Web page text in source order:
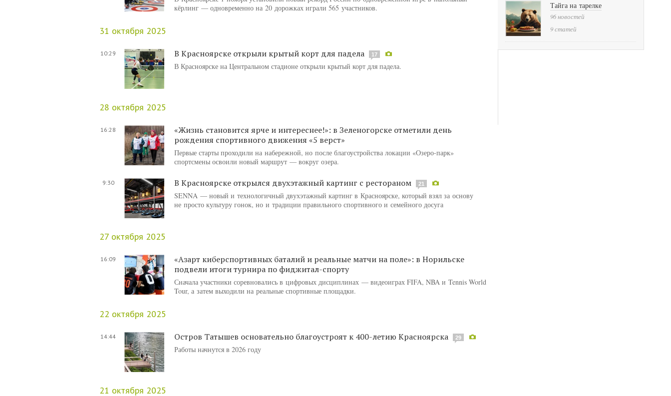
кёрлинг — одновременно на 20 дорожках играли 565 участников.
31 октября 2025
10:29 В Красноярске открыли крытый корт для падела 17
В Красноярске на Центральном стадионе открыли крытый корт для падела.
28 октября 2025
16:28
«Жизнь становится ярче и интереснее!»: в Зеленогорске отметили день
рождения спортивного движения «5 верст»
Первые старты проходили на набережной, но после благоустройства локации «Озеро-парк»
спортсмены освоили новый маршрут — вокруг озера.
9:30 В Красноярске открылся двухэтажный картинг с рестораном 21
SENNA — новый и технологичный двухэтажный картинг в Красноярске, который взял за основу
не просто культуру гонок, но и традиции правильного спортивного и семейного досуга
27 октября 2025
16:09
«Азарт киберспортивных баталий и реальные матчи на поле»: в Норильске
подвели итоги турнира по фиджитал-спорту
Сначала участники соревновались в цифровых дисциплинах — видеоиграх FIFA, NBA и Tennis World
Tour, а затем выходили на реальные спортивные площадки.
22 октября 2025
14:44 Остров Татышев основательно благоустроят к 400-летию Красноярска 29
Работы начнутся в 2026 году
21 октября 2025
Тайга на тарелке
96 новостей
9 статей